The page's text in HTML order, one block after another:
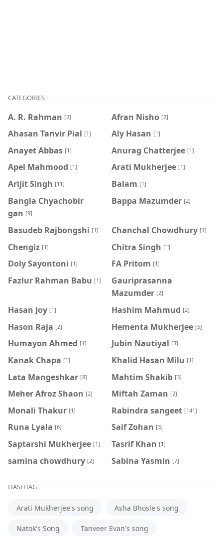
CATEGORIES
A. R. Rahman [2] Afran Nisho [2]
Ahasan Tanvir Pial [1] Aly Hasan [1]
Anayet Abbas [1] Anurag Chatterjee [1]
Apel Mahmood [1] Arati Mukherjee [1]
Arijit Singh [11] Balam [1]
Bangla Chyachobir
gan [9]
Bappa Mazumder [2]
Basudeb Rajbongshi [1] Chanchal Chowdhury [1]
Chengiz [1] Chitra Singh [1]
Doly Sayontoni [1] FA Pritom [1]
Fazlur Rahman Babu [1]
Gauriprasanna
Mazumder [2]
Hasan Joy [1] Hashim Mahmud [2]
Hason Raja [2] Hementa Mukherjee [5]
Humayon Ahmed [1] Jubin Nautiyal [3]
Kanak Chapa [1] Khalid Hasan Milu [1]
Lata Mangeshkar [8] Mahtim Shakib [3]
Meher Afroz Shaon [2] Miftah Zaman [2]
Monali Thakur [1] Rabindra sangeet [141]
Runa Lyala [6] Saif Zohan [3]
Saptarshi Mukherjee [1] Tasrif Khan [1]
samina chowdhury [2] ‍Sabina Yasmin [7]
HASHTAG
Arati Mukherjee's song Asha Bhosle's song
Natok's Song Tanveer Evan's song